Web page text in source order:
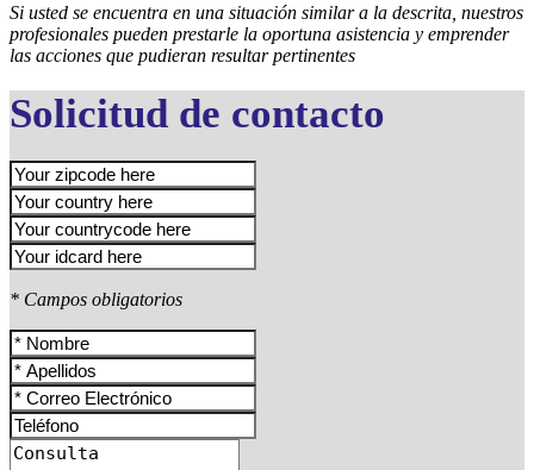
Si usted se encuentra en una situación similar a la descrita, nuestros
profesionales pueden prestarle la oportuna asistencia y emprender
las acciones que pudieran resultar pertinentes
Solicitud de contacto
* Campos obligatorios